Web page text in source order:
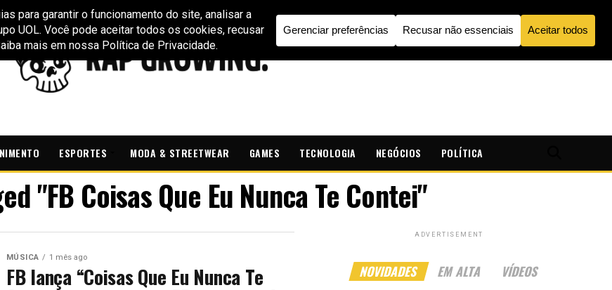
ESPORTES MODA & STREETWEAR GAMES TECNOLOGIA NEGÓCIOS POLÍTICA
"FB Coisas Que Eu Nunca Te Contei"
MÚSICA 1 mês ago
FB lança “Coisas Que Eu Nunca Te
ADVERTISEMENT
NOVIDADES EM ALTA VÍDEOS